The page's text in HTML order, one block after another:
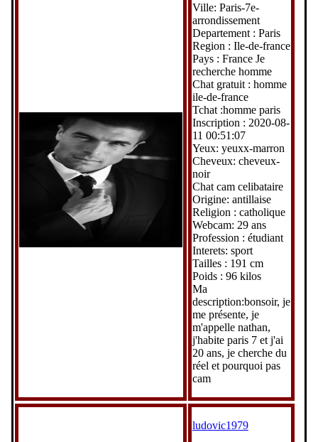
Ville: Paris-7e-
arrondissement
Departement : Paris
Region : Ile-de-france
Pays : France Je
recherche homme
Chat gratuit : homme
ile-de-france
Tchat :homme paris
Inscription : 2020-08-
11 00:51:07
Yeux: yeuxx-marron
Cheveux: cheveux-
noir
Chat cam celibataire
Origine: antillaise
Religion : catholique
Webcam: 29 ans
Profession : étudiant
Interets: sport
Tailles : 191 cm
Poids : 96 kilos
Ma
description:bonsoir, je
me présente, je
m'appelle nathan,
j'habite paris 7 et j'ai
20 ans, je cherche du
réel et pourquoi pas
cam
ludovic1979